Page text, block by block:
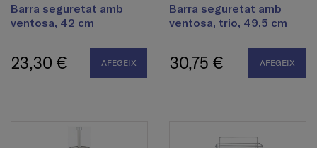
Barra seguretat amb
ventosa, 42 cm
23,30 € AFEGEIX
Barra seguretat amb
ventosa, trio, 49,5 cm
30,75 € AFEGEIX